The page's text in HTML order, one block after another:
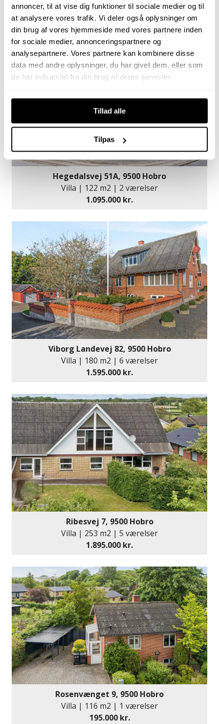
annoncer, til at vise dig funktioner til sociale medier og til
at analysere vores trafik. Vi deler også oplysninger om
din brug af vores hjemmeside med vores partnere inden
for sociale medier, annonceringspartnere og
analysepartnere. Vores partnere kan kombinere disse
data med andre oplysninger, du har givet dem, eller som
de har indsamlet fra din brug af deres tjenester.
Tillad alle
Tilpas
Strandholtvej 11, 9500 Hobro
Hobbylandbrug | 226 m2 | 7 værelser
1.995.000 kr.
Hegedalsvej 51A, 9500 Hobro
Villa | 122 m2 | 2 værelser
1.095.000 kr.
Viborg Landevej 82, 9500 Hobro
Villa | 180 m2 | 6 værelser
1.595.000 kr.
Ribesvej 7, 9500 Hobro
Villa | 253 m2 | 5 værelser
1.895.000 kr.
Rosenvænget 9, 9500 Hobro
Villa | 116 m2 | 1 værelser
195.000 kr.